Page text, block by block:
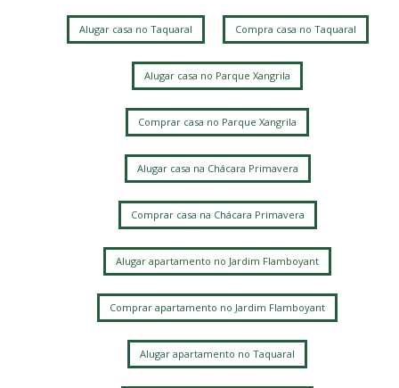
Alugar casa no Taquaral Compra casa no Taquaral
Alugar casa no Parque Xangrila
Comprar casa no Parque Xangrila
Alugar casa na Chácara Primavera
Comprar casa na Chácara Primavera
Alugar apartamento no Jardim Flamboyant
Comprar apartamento no Jardim Flamboyant
Alugar apartamento no Taquaral